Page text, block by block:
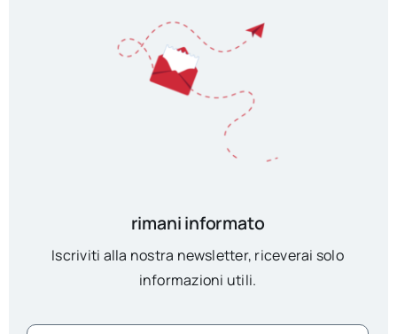
rimani informato
Iscriviti alla nostra newsletter, riceverai solo
informazioni utili.